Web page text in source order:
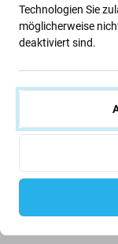
Galaxy S24 Ultra,
Technologien Sie
möglicherweise
deaktiviert sind.